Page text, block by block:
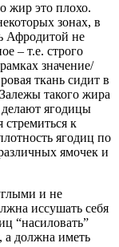
жир это плохо.
зонах, в
Афродитой не
– т.е. строго
значение/
ткань сидит в
такого жира
ягодицы
к
ягодиц по
ямочек и
и не
иссушать себя
“насиловать”
должна иметь